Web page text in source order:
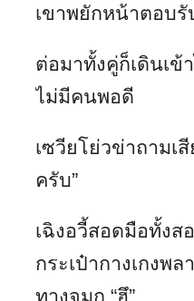
เขาพยักหน้าตอบรั
ต่อมาทั้งคู่ก็เดินเ
ไม่มีคนพอดี
เซวียโย่วข่าถามเสี
ครับ”
เฉิงอวี้สอดมือทั้งส
กระเป๋ากางเกงพ
ทางจมูก “ฮึ”